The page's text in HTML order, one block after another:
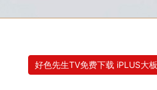
好色先生TV免费下载 iPLUS大板